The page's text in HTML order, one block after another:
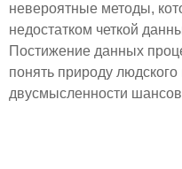
невероятные методы,
недостатком четкой
Постижение данных
понять природу
двусмысленности